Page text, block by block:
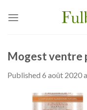
Mogest ventre
Published 6 août 2020